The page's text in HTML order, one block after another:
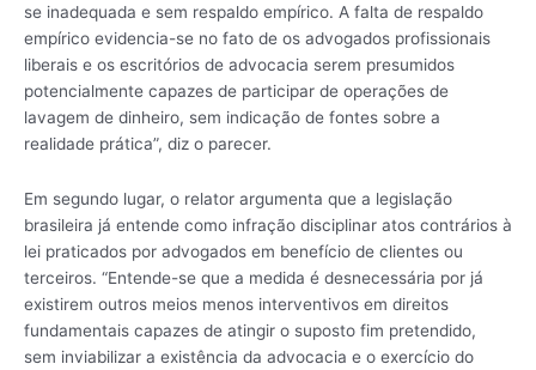
se inadequada e sem respaldo empírico. A falta de respaldo
empírico evidencia-se no fato de os advogados profissionais
liberais e os escritórios de advocacia serem presumidos
potencialmente capazes de participar de operações de
lavagem de dinheiro, sem indicação de fontes sobre a
realidade prática”, diz o parecer.
Em segundo lugar, o relator argumenta que a legislação
brasileira já entende como infração disciplinar atos contrários à
lei praticados por advogados em benefício de clientes ou
terceiros. “Entende-se que a medida é desnecessária por já
existirem outros meios menos interventivos em direitos
fundamentais capazes de atingir o suposto fim pretendido,
sem inviabilizar a existência da advocacia e o exercício do